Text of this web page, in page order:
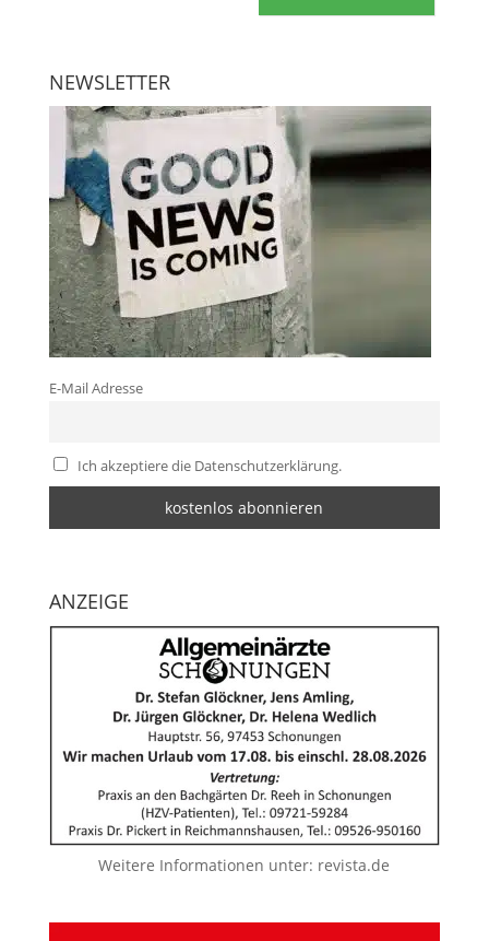
NEWSLETTER
E-Mail Adresse
Ich akzeptiere die Datenschutzerklärung.
ANZEIGE
Weitere Informationen unter: revista.de